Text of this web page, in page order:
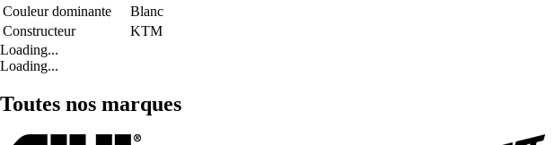
Couleur dominante
Blanc
Constructeur
KTM
Loading...
Loading...
Toutes nos marques